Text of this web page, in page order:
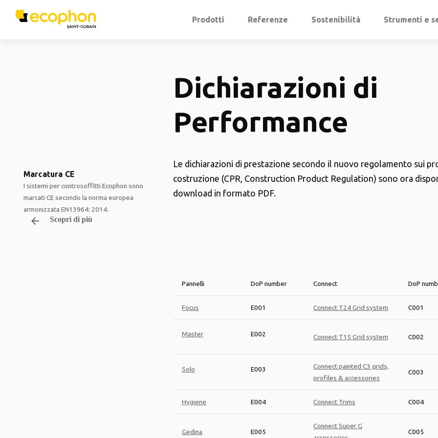
Prodotti Referenze Sostenibilità Strumenti e
Dichiarazioni di
Performance
Marcatura CE
I sistemi per controsoffitti Ecophon sono
marcati CE secondo la norma europea
armonizzata EN13964: 2014.
arrow_backward
Scopri di più
Le dichiarazioni di prestazione secondo il nuovo regolamento sui
costruzione (CPR, Construction Product Regulation) sono ora
download in formato PDF.
Pannelli DoP number Connect DoP
Focus E001 Connect T24 Grid system C001
Master E002 Connect T15 Grid system C002
Solo E003
Connect painted C3 grids,
profiles & accessories
C003
Hygiene E004 Connect Trims C004
Gedina E005
Connect Super G
C005